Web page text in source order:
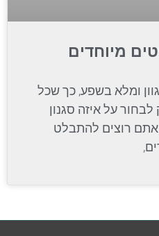
ומלא בשפע, כך שכל
על איזה סגנון
רוצים להתבלט